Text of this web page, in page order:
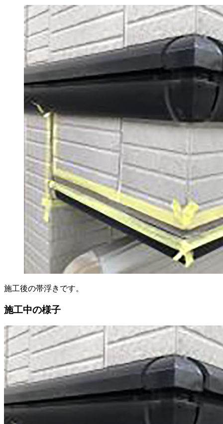
施工後の帯浮きです。
施工中の様子